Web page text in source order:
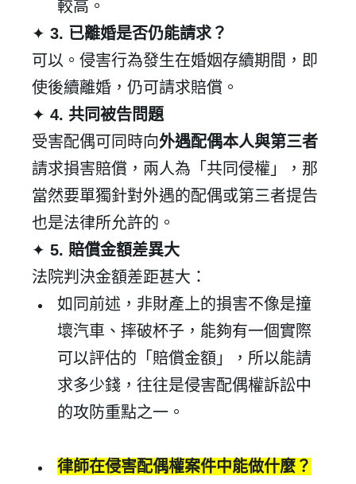
登 入
建立專屬帳號
我 要 註 冊
較高。
✦ 3. 已離婚是否仍能請求？
可以。侵害行為發生在婚姻存續期間，即
使後續離婚，仍可請求賠償。
✦ 4. 共同被告問題
受害配偶可同時向外遇配偶本人與第三者
請求損害賠償，兩人為「共同侵權」，那
當然要單獨針對外遇的配偶或第三者提告
也是法律所允許的。
✦ 5. 賠償金額差異大
法院判決金額差距甚大：
如同前述，非財產上的損害不像是撞
壞汽車、摔破杯子，能夠有一個實際
可以評估的「賠償金額」，所以能請
求多少錢，往往是侵害配偶權訴訟中
的攻防重點之一。
律師在侵害配偶權案件中能做什麼？